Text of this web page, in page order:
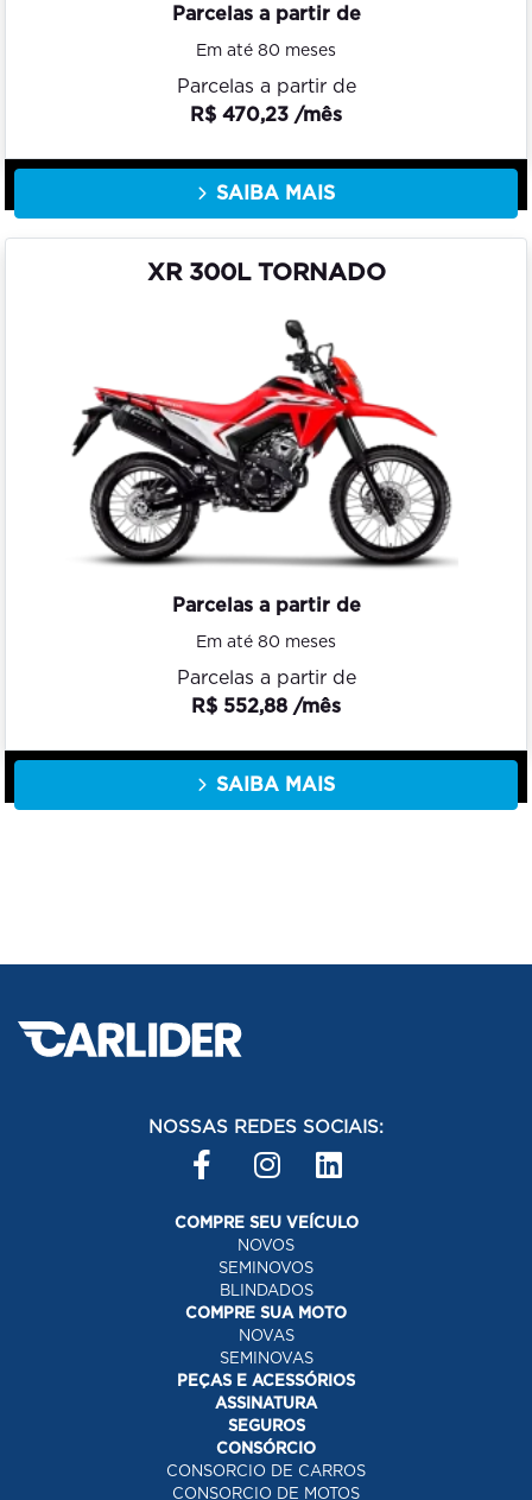
Parcelas a partir de
Em até 80 meses
Parcelas a partir de
R$ 470,23 /mês
SAIBA MAIS
XR 300L TORNADO
Parcelas a partir de
Em até 80 meses
Parcelas a partir de
R$ 552,88 /mês
SAIBA MAIS
NOSSAS REDES SOCIAIS:
COMPRE SEU VEÍCULO
NOVOS
SEMINOVOS
BLINDADOS
COMPRE SUA MOTO
NOVAS
SEMINOVAS
PEÇAS E ACESSÓRIOS
ASSINATURA
SEGUROS
CONSÓRCIO
CONSORCIO DE CARROS
CONSORCIO DE MOTOS